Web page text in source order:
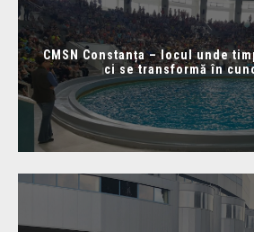
CMSN Constanța – locul unde
ci se transformă în